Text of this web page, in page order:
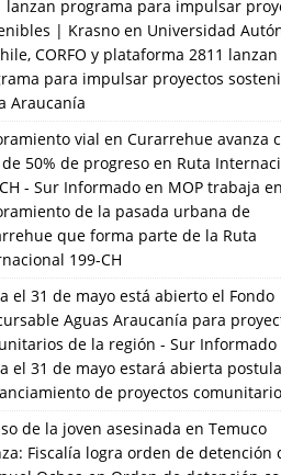
lanzan programa para impulsar
| Krasnoen Universidad
CORFO y plataforma 2811 lanzan
para impulsar proyectos
Araucanía
vial en Curarrehue avanza
50% de progreso en Ruta
- Sur Informadoen MOP trabaja
de la pasada urbana de
que forma parte de la Ruta
199-CH
el 31 de mayo está abierto el Fondo
Aguas Araucanía para
de la región - Sur Informado
el 31 de mayo estará abierta
de proyectos
de la joven asesinada en Temuco
Fiscalía logra orden de detención